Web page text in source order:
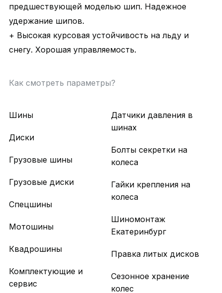
предшествующей моделью шип. Надежное
удержание шипов.
+ Высокая курсовая устойчивость на льду и
снегу. Хорошая управляемость.
Как смотреть параметры?
Шины
Диски
Грузовые шины
Грузовые диски
Спецшины
Мотошины
Квадрошины
Комплектующие и
сервис
Датчики давления в
шинах
Болты секретки на
колеса
Гайки крепления на
колеса
Шиномонтаж
Екатеринбург
Правка литых дисков
Сезонное хранение
колес